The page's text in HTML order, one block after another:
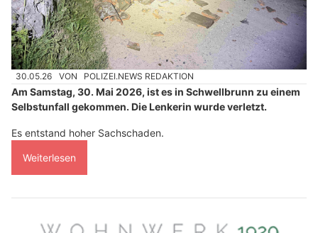
30.05.26 VON POLIZEI.NEWS REDAKTION
Am Samstag, 30. Mai 2026, ist es in Schwellbrunn zu einem
Selbstunfall gekommen. Die Lenkerin wurde verletzt.
Es entstand hoher Sachschaden.
Weiterlesen